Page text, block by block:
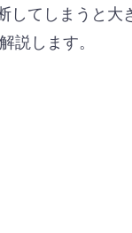
してしまうと
説します。